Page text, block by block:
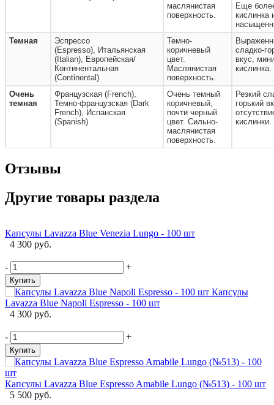
маслянистая
поверхность.
Еще
кислинка
Темная
Эспрессо
(Espresso), Итальянская
(Italian), Европейская/
Континентальная
(Continental)
Темно-
коричневый
цвет.
Маслянистая
поверхность.
сладко-
вкус,
кислинка.
Очень
темная
Французская (French),
Темно-французская (Dark
French), Испанская
(Spanish)
Очень темный
коричневый,
почти черный
цвет. Сильно-
маслянистая
поверхность.
Резкий
горький
кислинки.
Отзывы
Другие товары раздела
Капсулы Lavazza Blue Venezia Lungo - 100 шт
4 300 руб.
- +
Купить
Капсулы
Lavazza Blue Napoli Espresso - 100 шт
4 300 руб.
- +
Купить
Капсулы Lavazza Blue Espresso Amabile Lungo (№513) - 100 шт
5 500 руб.